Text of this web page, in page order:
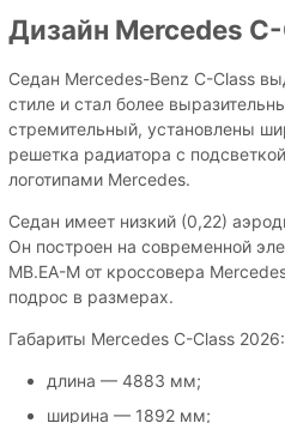
Дизайн Mercedes
Седан Mercedes-Benz C-Class
стиле и стал более
стремительный, установлены
решетка радиатора с
логотипами Mercedes.
Седан имеет низкий (0,22)
Он построен на современной
MB.EA-M от кроссовера
подрос в размерах.
Габариты Mercedes C-Class 2026:
длина — 4883 мм;
ширина — 1892 мм;